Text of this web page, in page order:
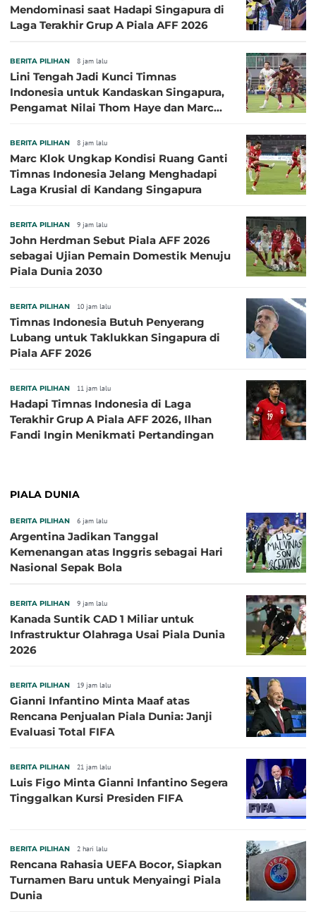
Mendominasi saat Hadapi Singapura di
Laga Terakhir Grup A Piala AFF 2026
BERITA PILIHAN 8 jam lalu
Lini Tengah Jadi Kunci Timnas
Indonesia untuk Kandaskan Singapura,
Pengamat Nilai Thom Haye dan Marc
BERITA PILIHAN 8 jam lalu
Marc Klok Ungkap Kondisi Ruang Ganti
Timnas Indonesia Jelang Menghadapi
Laga Krusial di Kandang Singapura
BERITA PILIHAN 9 jam lalu
John Herdman Sebut Piala AFF 2026
sebagai Ujian Pemain Domestik Menuju
Piala Dunia 2030
BERITA PILIHAN 10 jam lalu
Timnas Indonesia Butuh Penyerang
Lubang untuk Taklukkan Singapura di
Piala AFF 2026
BERITA PILIHAN 11 jam lalu
Hadapi Timnas Indonesia di Laga
Terakhir Grup A Piala AFF 2026, Ilhan
Fandi Ingin Menikmati Pertandingan
PIALA DUNIA
BERITA PILIHAN 6 jam lalu
Argentina Jadikan Tanggal
Kemenangan atas Inggris sebagai Hari
Nasional Sepak Bola
BERITA PILIHAN 9 jam lalu
Kanada Suntik CAD 1 Miliar untuk
Infrastruktur Olahraga Usai Piala Dunia
2026
BERITA PILIHAN 19 jam lalu
Gianni Infantino Minta Maaf atas
Rencana Penjualan Piala Dunia: Janji
Evaluasi Total FIFA
BERITA PILIHAN 21 jam lalu
Luis Figo Minta Gianni Infantino Segera
Tinggalkan Kursi Presiden FIFA
BERITA PILIHAN 2 hari lalu
Rencana Rahasia UEFA Bocor, Siapkan
Turnamen Baru untuk Menyaingi Piala
Dunia